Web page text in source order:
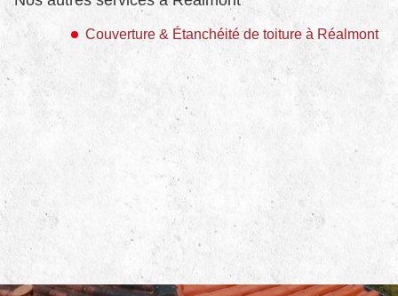
Couverture & Étanchéité de toiture à Réalmont